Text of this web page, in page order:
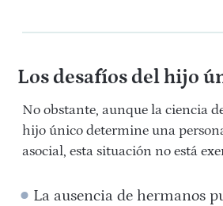
Los desafíos del hijo
No obstante, aunque la ciencia
hijo único determine una
asocial, esta situación no está
La ausencia de hermanos